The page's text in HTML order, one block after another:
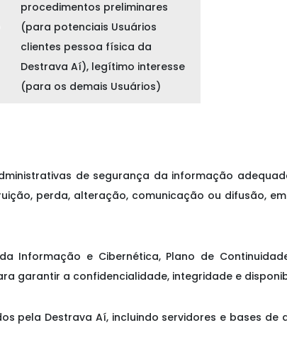
procedimentos preliminares
(para potenciais Usuários
clientes pessoa física da
Destrava Aí), legítimo interesse
(para os demais Usuários)
de segurança da informação
perda, alteração, comunicação ou difusão,
Informação e Cibernética, Plano de
garantir a confidencialidade, integridade e
pela Destrava Aí, incluindo servidores e bases